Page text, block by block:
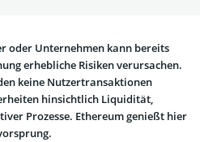
oder Unternehmen kann bereits
erhebliche Risiken verursachen.
keine Nutzertransaktionen
hinsichtlich Liquidität,
Prozesse. Ethereum genießt hier